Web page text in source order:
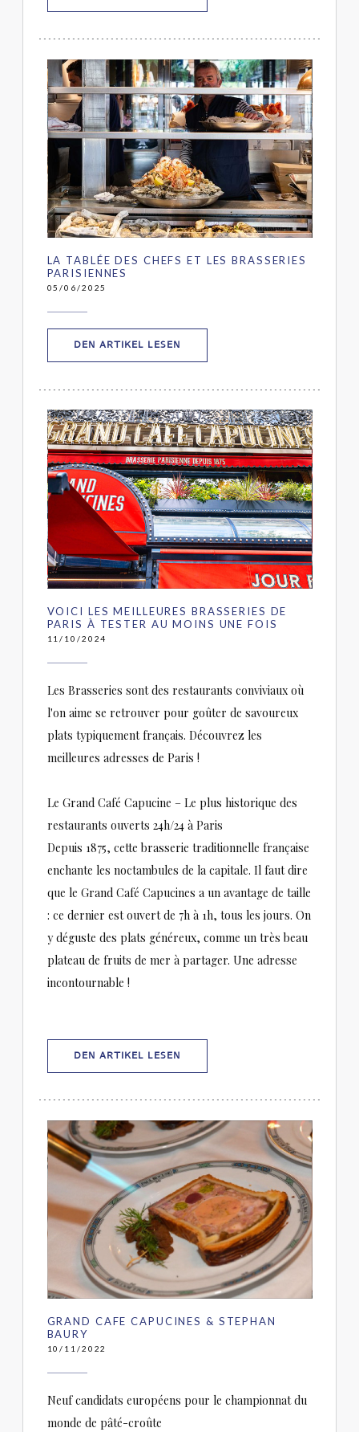
LA TABLÉE DES CHEFS ET LES BRASSERIES
PARISIENNES
05/06/2025
DEN ARTIKEL LESEN
VOICI LES MEILLEURES BRASSERIES DE
PARIS À TESTER AU MOINS UNE FOIS
11/10/2024
Les Brasseries sont des restaurants conviviaux où
l'on aime se retrouver pour goûter de savoureux
plats typiquement français. Découvrez les
meilleures adresses de Paris !
Le Grand Café Capucine – Le plus historique des
restaurants ouverts 24h/24 à Paris
Depuis 1875, cette brasserie traditionnelle française
enchante les noctambules de la capitale. Il faut dire
que le Grand Café Capucines a un avantage de taille
: ce dernier est ouvert de 7h à 1h, tous les jours. On
y déguste des plats généreux, comme un très beau
plateau de fruits de mer à partager. Une adresse
incontournable !
DEN ARTIKEL LESEN
GRAND CAFE CAPUCINES & STEPHAN
BAURY
10/11/2022
Neuf candidats européens pour le championnat du
monde de pâté-croûte